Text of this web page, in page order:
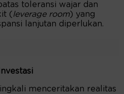
toleransi wajar dan
( leverage room) yang
lanjutan diperlukan.
menceritakan realitas